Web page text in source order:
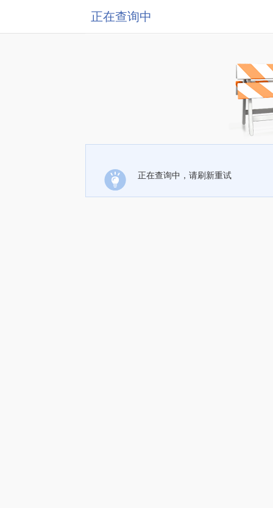
正在查询中
正在查询中，请刷新重试